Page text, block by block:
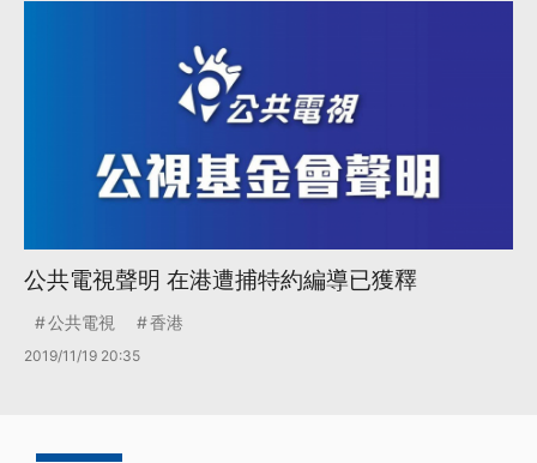
公共電視聲明 在港遭捕特約編導已獲釋
公共電視 香港
2019/11/19 20:35